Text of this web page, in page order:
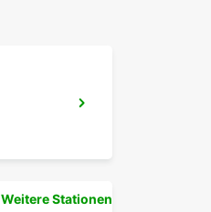
Weitere Stationen